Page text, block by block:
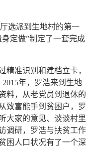
选派到生地村的第一
定做”制定了一套完成
准识别和建档立卡，
年，罗浩来到生地
料，从老党员到退休的
致富能手到贫困户，罗
大家的意见、谈谈村里
调研，罗浩与扶贫工作
困人口状况有了一个深